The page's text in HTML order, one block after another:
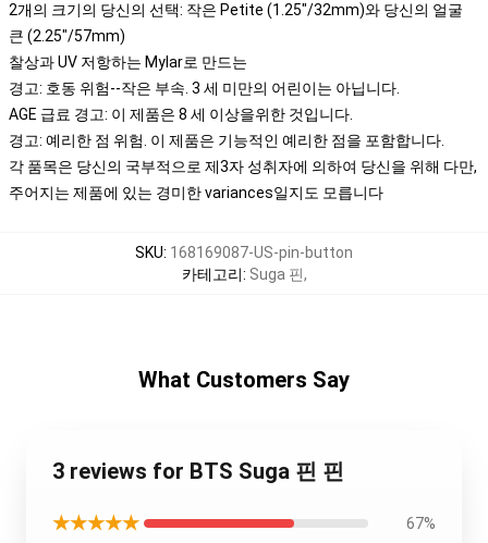
2개의 크기의 당신의 선택: 작은 Petite (1.25"/32mm)와 당신의 얼굴
큰 (2.25"/57mm)
찰상과 UV 저항하는 Mylar로 만드는
경고: 호동 위험--작은 부속. 3 세 미만의 어린이는 아닙니다.
AGE 급료 경고: 이 제품은 8 세 이상을위한 것입니다.
경고: 예리한 점 위험. 이 제품은 기능적인 예리한 점을 포함합니다.
각 품목은 당신의 국부적으로 제3자 성취자에 의하여 당신을 위해 다만,
주어지는 제품에 있는 경미한 variances일지도 모릅니다
SKU: 168169087-US-pin-button
카테고리: Suga 핀,
What Customers Say
3 reviews for BTS Suga 핀 핀
★★★★★ 67%